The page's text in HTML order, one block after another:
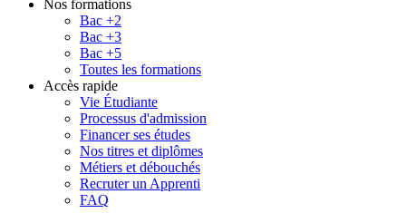
Nos formations
Bac +2
Bac +3
Bac +5
Toutes les formations
Accès rapide
Vie Étudiante
Processus d'admission
Financer ses études
Nos titres et diplômes
Métiers et débouchés
Recruter un Apprenti
FAQ